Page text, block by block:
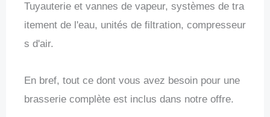
Tuyauterie et vannes de vapeur, systèmes de tra
itement de l'eau, unités de filtration, compresseur
s d'air.
En bref, tout ce dont vous avez besoin pour une
brasserie complète est inclus dans notre offre.